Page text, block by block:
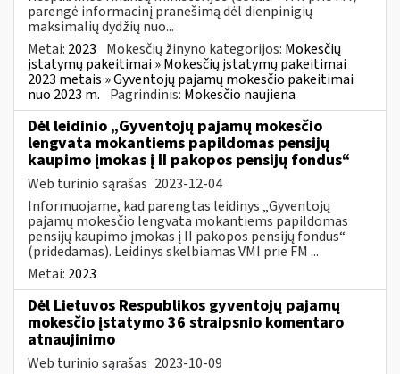
parengė informacinį pranešimą dėl dienpinigių
maksimalių dydžių nuo...
Metai: 2023 Mokesčių žinyno kategorijos: Mokesčių
įstatymų pakeitimai » Mokesčių įstatymų pakeitimai
2023 metais » Gyventojų pajamų mokesčio pakeitimai
nuo 2023 m. Pagrindinis: Mokesčio naujiena
Dėl leidinio „Gyventojų pajamų mokesčio
lengvata mokantiems papildomas pensijų
kaupimo įmokas į II pakopos pensijų fondus“
Web turinio sąrašas 2023-12-04
Informuojame, kad parengtas leidinys „Gyventojų
pajamų mokesčio lengvata mokantiems papildomas
pensijų kaupimo įmokas į II pakopos pensijų fondus“
(pridedamas). Leidinys skelbiamas VMI prie FM ...
Metai: 2023
Dėl Lietuvos Respublikos gyventojų pajamų
mokesčio įstatymo 36 straipsnio komentaro
atnaujinimo
Web turinio sąrašas 2023-10-09